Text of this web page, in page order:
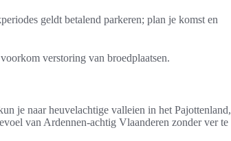
geldt betalend parkeren; plan je komst en
verstoring van broedplaatsen.
je naar heuvelachtige valleien in het Pajottenland,
van Ardennen-achtig Vlaanderen zonder ver te